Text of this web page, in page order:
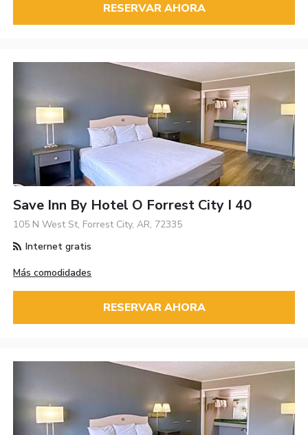
RESERVAR AHORA
Save Inn By Hotel O Forrest City I 40
105 N West St, Forrest City, AR, 72335
Internet gratis
Más comodidades
RESERVAR AHORA